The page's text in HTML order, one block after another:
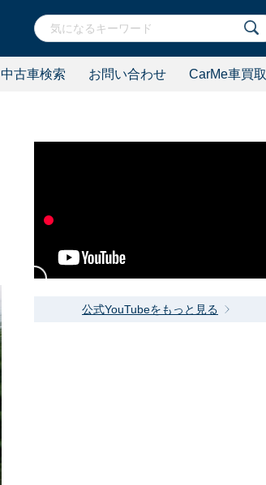
中古車検索 お問い合わせ CarMe車買取
公式YouTubeをもっと見る